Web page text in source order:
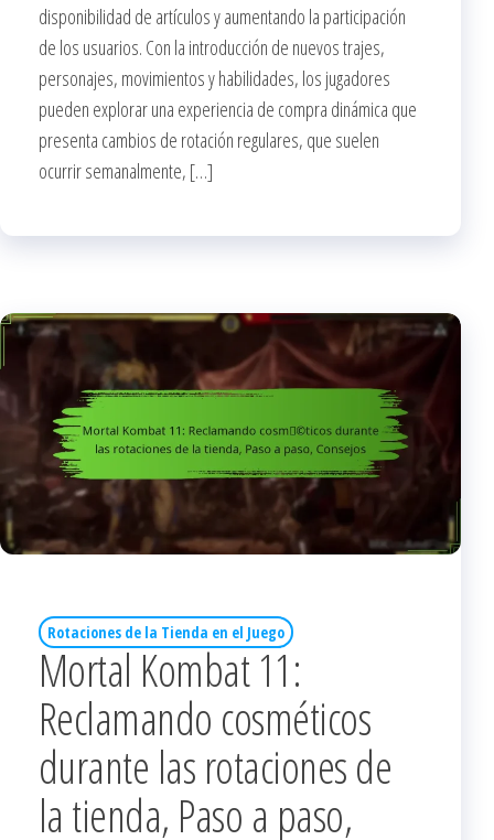
disponibilidad de artículos y aumentando la participación
de los usuarios. Con la introducción de nuevos trajes,
personajes, movimientos y habilidades, los jugadores
pueden explorar una experiencia de compra dinámica que
presenta cambios de rotación regulares, que suelen
ocurrir semanalmente, […]
Rotaciones de la Tienda en el Juego
Mortal Kombat 11:
Reclamando cosméticos
durante las rotaciones de
la tienda, Paso a paso,